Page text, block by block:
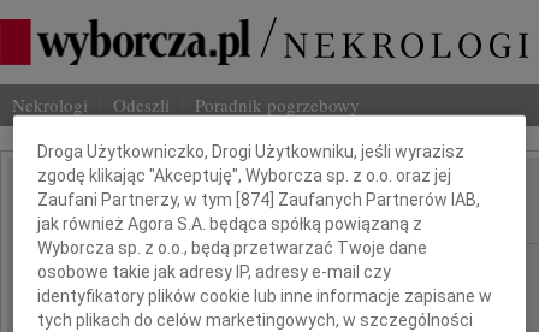
Nekrologi Odeszli Poradnik pogrzebowy
IMIĘ I NAZWISKO: Andrzej Wronka
REGION: Warszawa
DATA EMISJI: 09.03.2010
Dbamy o Twoją prywatność
Droga Użytkowniczko, Drogi Użytkowniku, jeśli wyrazisz
zgodę klikając "Akceptuję", Wyborcza sp. z o.o. oraz jej
Zaufani Partnerzy, w tym [874 ] Zaufanych Partnerów IAB,
jak również Agora S.A. będąca spółką powiązaną z
Wyborcza sp. z o.o., będą przetwarzać Twoje dane
osobowe takie jak adresy IP, adresy e-mail czy
identyfikatory plików cookie lub inne informacje zapisane w
tych plikach do celów marketingowych, w szczególności